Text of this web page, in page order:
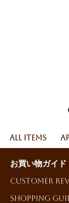
All Items
お買い物ガイド
Customer
Shopping